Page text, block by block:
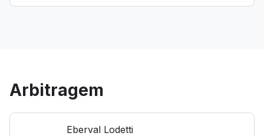
Arbitragem
Eberval Lodetti